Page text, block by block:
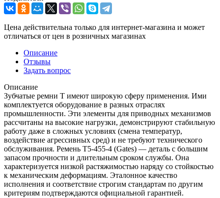
Цена действительна только для интернет-магазина и может
отличаться от цен в розничных магазинах
Описание
Отзывы
Задать вопрос
Описание
Зубчатые ремни Т имеют широкую сферу применения. Ими
комплектуется оборудование в разных отраслях
промышленности. Эти элементы для приводных механизмов
рассчитаны на высокие нагрузки, демонстрируют стабильную
работу даже в сложных условиях (смена температур,
воздействие агрессивных сред) и не требуют технического
обслуживания. Ремень T5-455-4 (Gates) — деталь с большим
запасом прочности и длительным сроком службы. Она
характеризуется низкой растяжимостью наряду со стойкостью
к механическим деформациям. Эталонное качество
исполнения и соответствие строгим стандартам по другим
критериям подтверждаются официальной гарантией.